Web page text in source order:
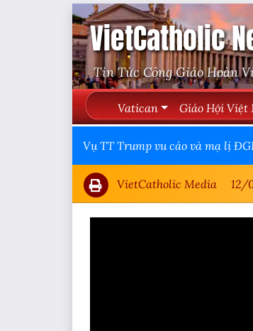
VietCatholic
Tin Tức Công Giáo Hoàn
Vatican Giáo Hội Việt
Vụ TT Trump vu cáo và mạ lị
VietCatholic Media 12/